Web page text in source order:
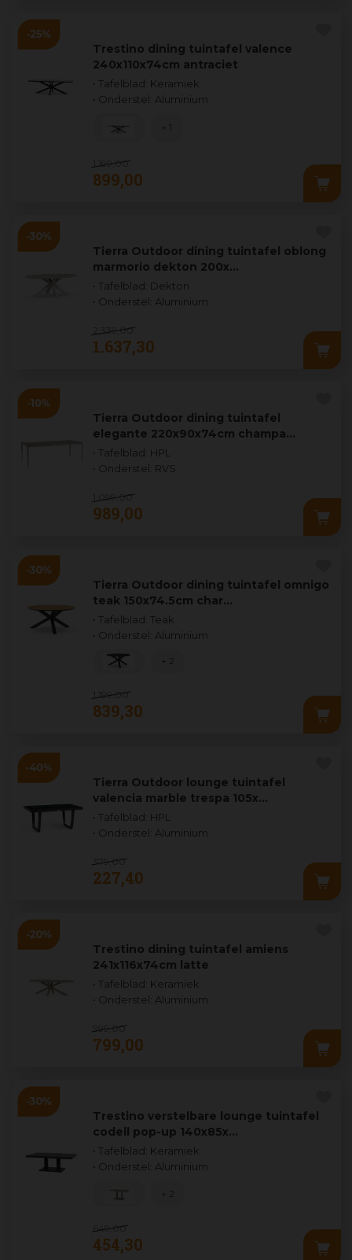
Trestino dining tuintafel valence
240x110x74cm antraciet
• Tafelblad: Keramiek
• Onderstel: Aluminium
1.199 ,00
899,00
+ 1
Tierra Outdoor dining tuintafel oblong
marmorio dekton 200x…
• Tafelblad: Dekton
• Onderstel: Aluminium
2.339 ,00
1.637,30
Tierra Outdoor dining tuintafel
elegante 220x90x74cm champa…
• Tafelblad: HPL
• Onderstel: RVS
1.099 00
989,00
Tierra Outdoor dining tuintafel omnigo
teak 150x74.5cm char…
• Tafelblad: Teak
• Onderstel: Aluminium
1.199 ,00
839,30
+ 2
Tierra Outdoor lounge tuintafel
valencia marble trespa 105x…
• Tafelblad: HPL
• Onderstel: Aluminium
379 ,00
227,40
Trestino dining tuintafel amiens
241x116x74cm latte
• Tafelblad: Keramiek
• Onderstel: Aluminium
999 ,00
799,00
Trestino verstelbare lounge tuintafel
codell pop-up 140x85x…
• Tafelblad: Keramiek
• Onderstel: Aluminium
649 ,00
454,30
+ 2